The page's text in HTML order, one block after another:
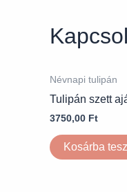
Névnapi tulipán
Tulipán szett
3750,00 Ft
Kosárba